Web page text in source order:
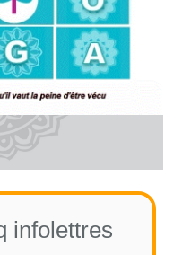
infolettres